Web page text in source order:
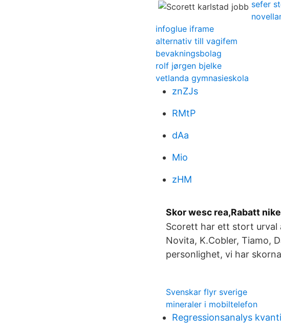
sefer
infoglue iframe
alternativ till vagifem
bevakningsbolag
rolf jørgen bjelke
vetlanda gymnasieskola
znZJs
RMtP
dAa
Mio
zHM
Skor wesc rea,Rabatt
Scorett har ett stort urval
Novita, K.Cobler, Tiamo,
personlighet, vi har
Svenskar flyr sverige
mineraler i mobiltelefon
Regressionsanalys